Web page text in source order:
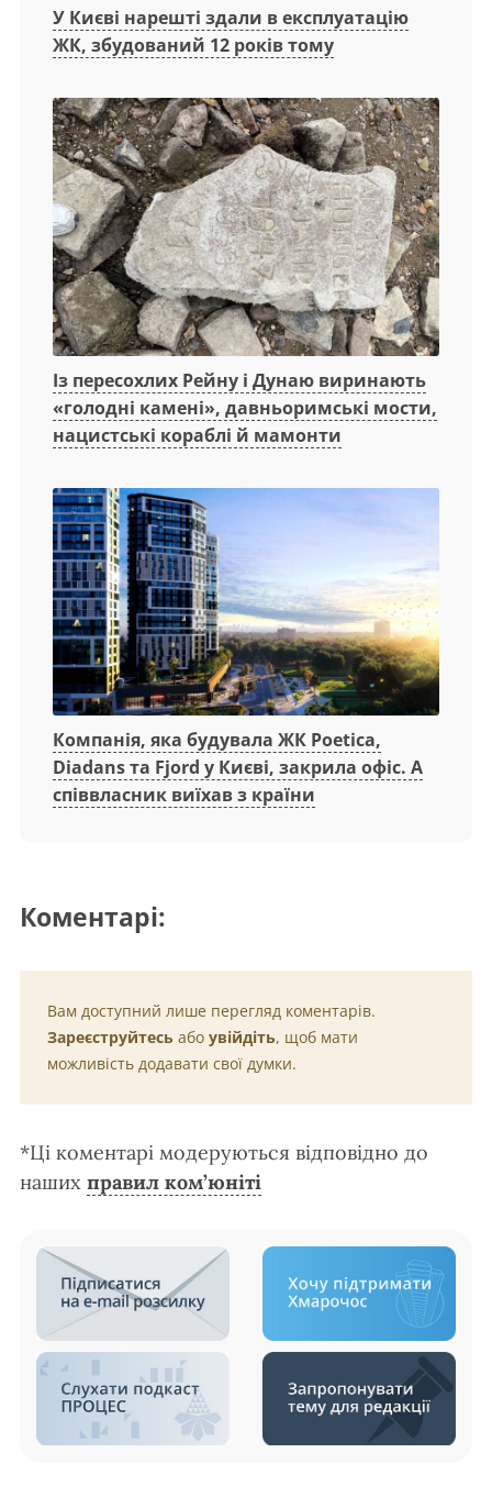
У Києві нарешті здали в експлуатацію
ЖК, збудований 12 років тому
Із пересохлих Рейну і Дунаю виринають
«голодні камені», давньоримські мости,
нацистські кораблі й мамонти
Компанія, яка будувала ЖК Poetica,
Diadans та Fjord у Києві, закрила офіс. А
співвласник виїхав з країни
Коментарі:
Вам доступний лише перегляд коментарів.
Зареєструйтесь або увійдіть, щоб мати
можливість додавати свої думки.
*Ці коментарі модеруються відповідно до
наших правил ком’юніті